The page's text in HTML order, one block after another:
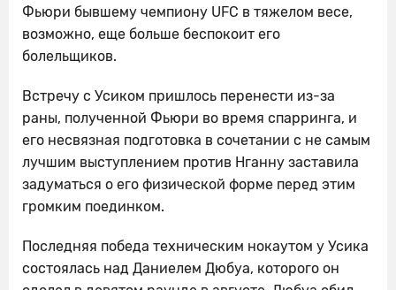
Фьюри бывшему чемпиону UFC в тяжелом весе,
возможно, еще больше беспокоит его
болельщиков.
Встречу с Усиком пришлось перенести из-за
раны, полученной Фьюри во время спарринга, и
его несвязная подготовка в сочетании с не самым
лучшим выступлением против Нганну заставила
задуматься о его физической форме перед этим
громким поединком.
Последняя победа техническим нокаутом у Усика
состоялась над Даниелем Дюбуа, которого он